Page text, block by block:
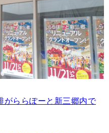
がららぽーと新三郷内で